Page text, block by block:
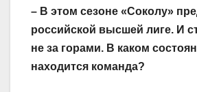
– В этом сезоне «Соколу»
российской высшей лиге. И
не за горами. В каком
находится команда?